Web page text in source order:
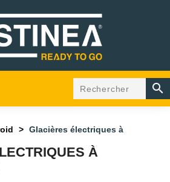

Glacières électriques à
À